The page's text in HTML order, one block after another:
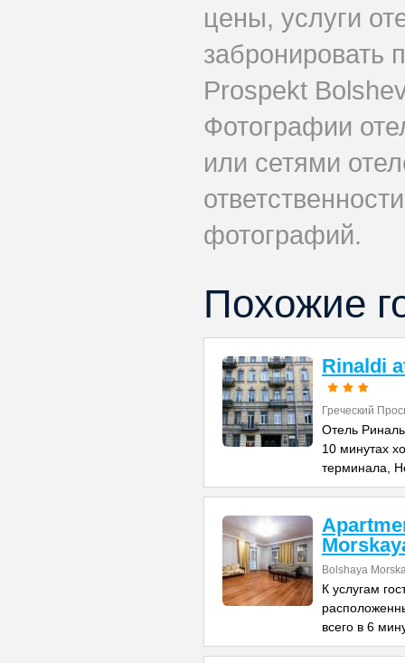
цены, услуги
забронировать
Prospekt
Фотографии
или сетями
фотографий.
Похожие
Rinaldi
Греческий
Отель
10 минутах
терминала,
Bolshaya
К услугам
всего в 6